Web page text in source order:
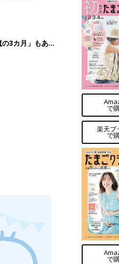
3カ月」もある
で
楽天ブ
で
で